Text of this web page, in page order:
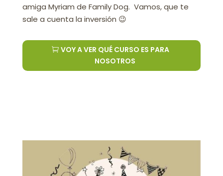
amiga Myriam de Family Dog. Vamos, que te
sale a cuenta la inversión 😉
VOY A VER QUÉ CURSO ES PARA
NOSOTROS